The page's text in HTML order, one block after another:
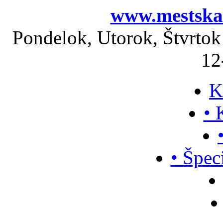
Pondelok, Utorok,
•
•